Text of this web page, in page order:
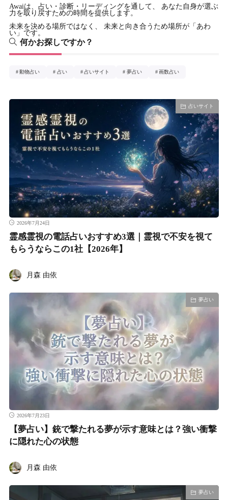
Awaiは、占い・診断・リーディングを通して、 あなた自身が選ぶ
力を取り戻すための時間を提供します。
未来を決める場所ではなく、 未来と向き合うため場所が「あわ
い」です。
何かお探しですか？
動物占い 占い 占いサイト 夢占い 画数占い
占いサイト
2026年7月24日
霊感霊視の電話占いおすすめ3選｜霊視で不安を視て
もらうならこの1社【2026年】
月森 由依
夢占い
2026年7月23日
【夢占い】銃で撃たれる夢が示す意味とは？強い衝撃
に隠れた心の状態
月森 由依
夢占い